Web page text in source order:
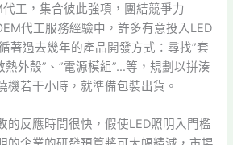
代工，集合彼此強項，團結競爭力
代工服務經驗中，許多有意投入LED
著過去幾年的產品開發方式：尋找”套
熱外殼”、”電源模組”…等，規劃以拼湊
機若干小時，就準備包裝出貨。
的反應時間很快，假使LED照明入門檻